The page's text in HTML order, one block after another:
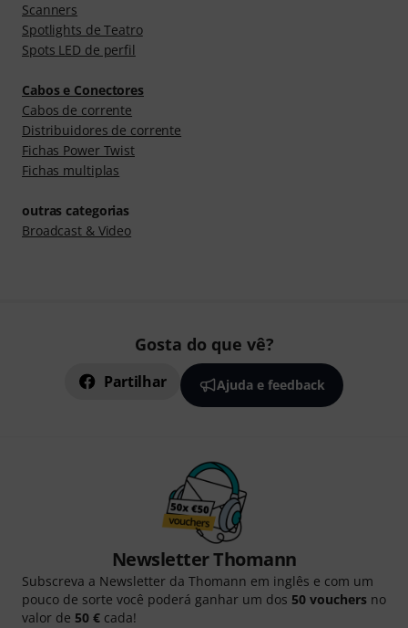
Scanners
Spotlights de Teatro
Spots LED de perfil
Cabos e Conectores
Cabos de corrente
Distribuidores de corrente
Fichas Power Twist
Fichas multiplas
outras categorias
Broadcast & Video
Gosta do que vê?
Partilhar Ajuda e feedback
Newsletter Thomann
Subscreva a Newsletter da Thomann em inglês e com um
pouco de sorte você poderá ganhar um dos 50 vouchers no
valor de 50 € cada!